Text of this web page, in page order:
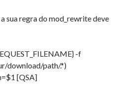
sua regra do mod_rewrite deve
-f
download/path/.*)
[QSA]